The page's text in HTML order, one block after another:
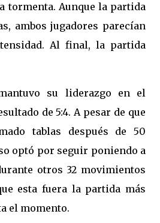
tormenta. Aunque la partida
ambos jugadores parecían
Al final, la partida
su liderazgo en el
de 5:4. A pesar de que
tablas después de 50
optó por seguir poniendo a
otros 32 movimientos
esta fuera la partida más
el momento.